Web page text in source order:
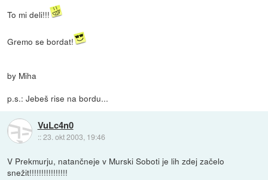
To mi deli!!!
Gremo se bordat!
by Miha
p.s.: Jebeš rise na bordu...
VuLc4n0
::23. okt 2003, 19:46
V Prekmurju, natančneje v Murski Soboti je lih zdej začelo
snežit!!!!!!!!!!!!!!!!